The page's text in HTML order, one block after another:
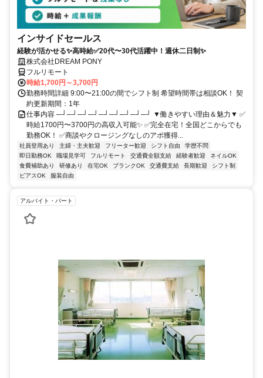
インサイドセールス
経験が活かせる✨高時給✅20代〜30代活躍中！週休二日制✨
株式会社DREAM PONY
フルリモート
時給1,700円～3,700円
勤務時間詳細 9:00〜21:00の間でシフト制 希望時間帯は相談OK！ 契
約更新期間：1年
仕事内容 ─┘─┘─┘─┘─┘─┘─┘─┘─┘ ▼働きやすい理由＆魅力▼ ✅
時給1700円〜3700円の高収入可能✨ ✅完全在宅！全国どこからでも
勤務OK！ ✅商談やクロージングなしのアポ獲得...
社員登用あり 主婦・主夫歓迎 フリーター歓迎 シフト自由
学歴不問
即日勤務OK
職場見学可 フルリモート 交通費全額支給 経験者歓迎
ネイルOK
食費補助あり
研修あり 在宅OK ブランクOK 交通費支給 長期歓迎
シフト制
ピアスOK
服装自由
アルバイト・パート